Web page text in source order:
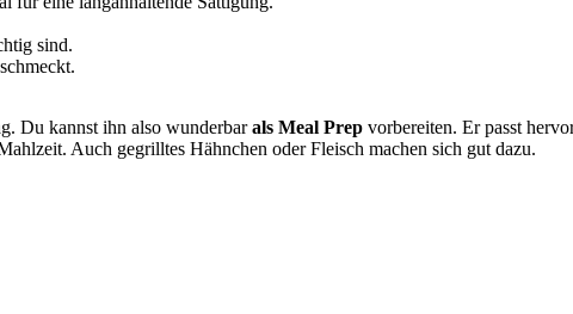
sind.
Du kannst ihn also wunderbarals Meal Prep vorbereiten. Er passt
Auch gegrilltes Hähnchen oder Fleisch machen sich gut dazu.